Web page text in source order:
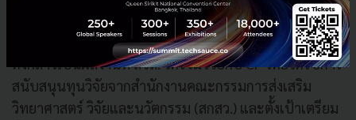
และเทคโนโลยีที่มี เข้ามาช่วยแก้ปัญหาในภาวะที่สังคม
ต้องการความช่วยเหลือในด้านนี้ได้ นอกจากนี้ นวัตกรรม
ดังกล่าวเป็นผลงานที่ สจล. ได้ร่วมวิจัยกับ CP โดยได้รับการ
สนับสนุนทุนวิจัยจากสำนักงานคณะกรรมการส่งเสริม
วิทยาศาสตร์ วิจัยและนวัตกรรม (สกสว.) และตั้งเป้าเตรียม